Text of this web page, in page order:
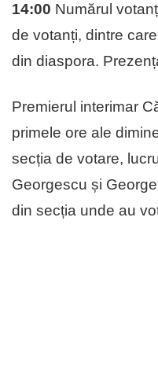
14:00 Numărul
de votanți, dintre
din diaspora.
Premierul interimar
primele ore ale
secția de votare,
Georgescu și
din secția unde au